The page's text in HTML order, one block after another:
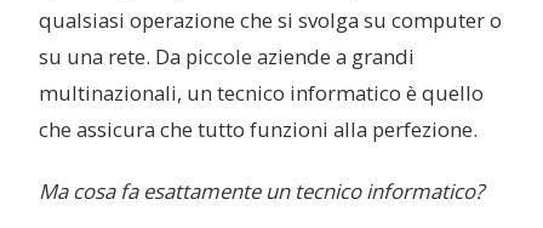
qualsiasi operazione che si svolga su computer o
su una rete. Da piccole aziende a grandi
multinazionali, un tecnico informatico è quello
che assicura che tutto funzioni alla perfezione.
Ma cosa fa esattamente un tecnico informatico?